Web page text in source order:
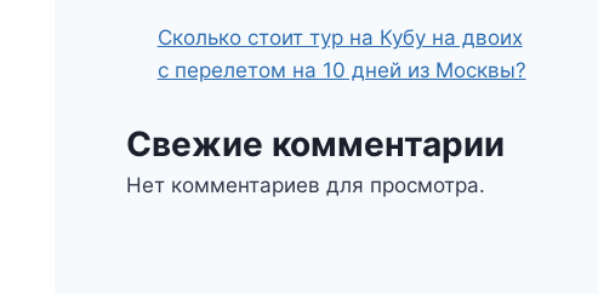
Сколько стоит тур на Кубу на двоих
с перелетом на 10 дней из Москвы?
Свежие комментарии
Нет комментариев для просмотра.